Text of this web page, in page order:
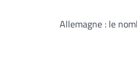
Allemagne : le